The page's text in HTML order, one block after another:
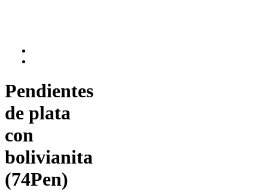
Pendientes
de plata
con
bolivianita
(74Pen)